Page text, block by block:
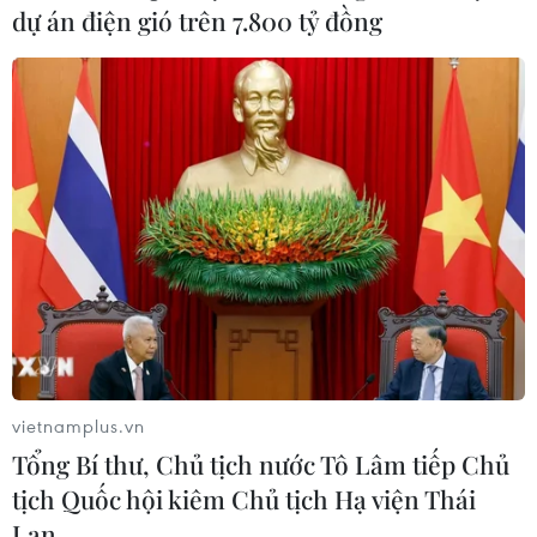
Thủ tướng Phạm Minh Chính với các doanh nghiệp tham dự tọa
đàm. (Ảnh: Dương Giang/TTXVN)
Thủ tướng Phạm Minh Chính khẳng định trong
bối cảnh khó khăn vừa qua, Việt Nam tiếp tục
giữ vững ổn định kinh tế vĩ mô, kiểm soát lạm
phát, thúc đẩy tăng trưởng, bảo đảm các cân đối
dự án điện gió trên 7.800 tỷ đồng
vietnamplus.vn
Tổng Bí thư, Chủ tịch nước Tô Lâm tiếp Chủ
tịch Quốc hội kiêm Chủ tịch Hạ viện Thái